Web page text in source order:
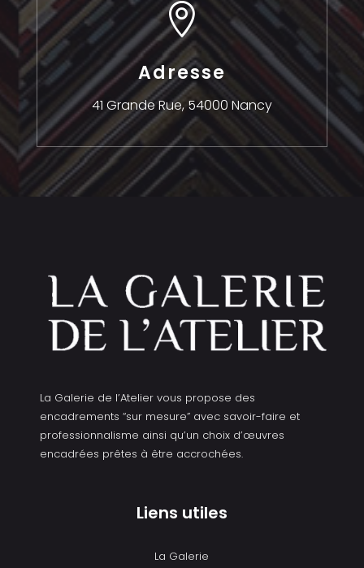

Adresse
41 Grande Rue,54000 Nancy
La Galerie de l’Atelier vous propose des
encadrements “sur mesure” avec savoir-faire et
professionnalisme ainsi qu’un choix d’œuvres
encadrées prêtes à être accrochées.
Liens utiles
La Galerie